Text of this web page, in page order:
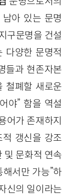
아 있는 문명
구문명을 건설
다양한 문명적
들과 현존자본
철폐할 새로운
야” 함을 역설
어가 존재하지
갱신을 강조
및 문화적 연속
서만 가능”하
신의 일이라는